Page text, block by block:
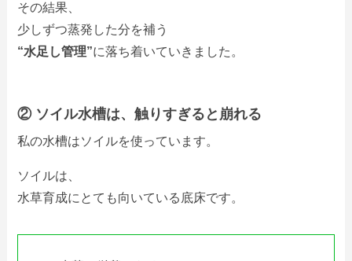
その結果、
少しずつ蒸発した分を補う
“水足し管理”に落ち着いていきました。
② ソイル水槽は、触りすぎると崩れる
私の水槽はソイルを使っています。
ソイルは、
水草育成にとても向いている底床です。